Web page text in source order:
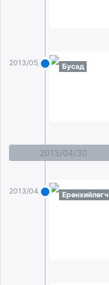
2013/05/01 Бусад
2013/04/30
2013/04/30 Ерөнхийлөгч